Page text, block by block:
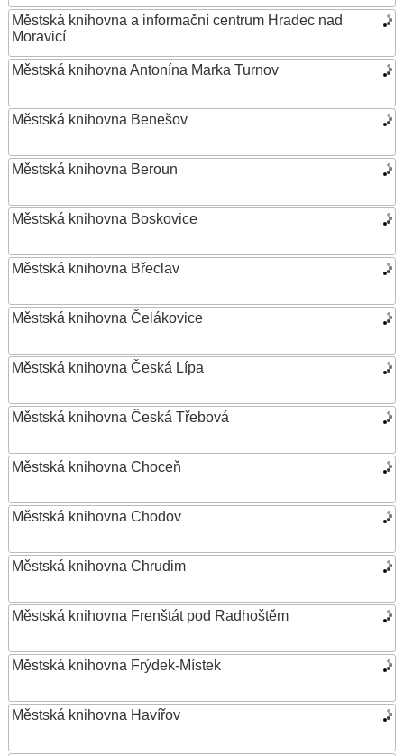
Městská knihovna a informační centrum Hradec nad
Moravicí
Městská knihovna Antonína Marka Turnov
Městská knihovna Benešov
Městská knihovna Beroun
Městská knihovna Boskovice
Městská knihovna Břeclav
Městská knihovna Čelákovice
Městská knihovna Česká Lípa
Městská knihovna Česká Třebová
Městská knihovna Choceň
Městská knihovna Chodov
Městská knihovna Chrudim
Městská knihovna Frenštát pod Radhoštěm
Městská knihovna Frýdek-Místek
Městská knihovna Havířov